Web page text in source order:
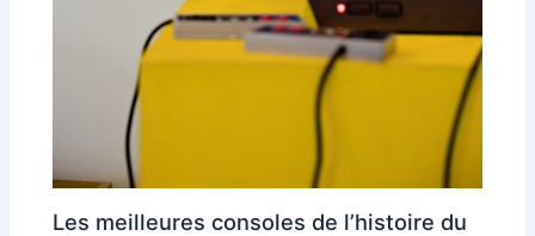
Les meilleures consoles de l’histoire du